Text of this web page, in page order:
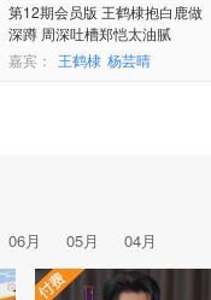
第12期会员版 王鹤棣抱白鹿做
深蹲 周深吐槽郑恺太油腻
嘉宾：
王鹤棣 杨芸晴
06月 05月 04月